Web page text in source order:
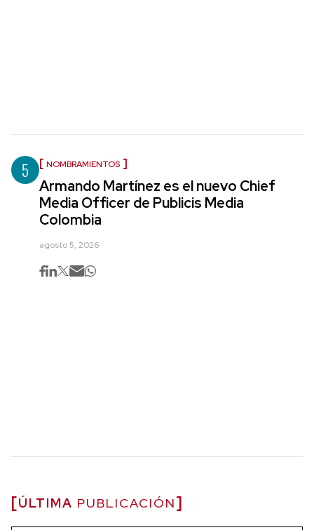
5 NOMBRAMIENTOS
Armando Martínez es el nuevo Chief
Media Officer de Publicis Media
Colombia
agosto 5, 2026
ÚLTIMA PUBLICACIÓN